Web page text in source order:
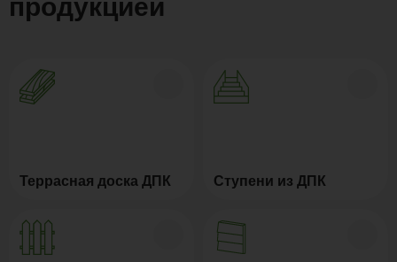
продукцией
Террасная доска ДПК Ступени из ДПК